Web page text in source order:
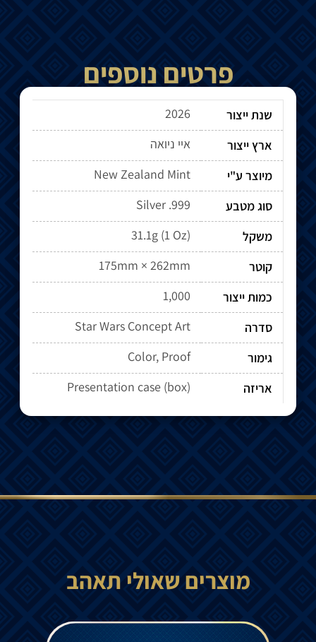
פרטים נוספים
שנת ייצור
2026
ארץ ייצור
איי ניואה
מיוצר ע"י
New Zealand Mint
סוג מטבע
Silver .999
משקל
31.1g (1 Oz)
קוטר
175mm × 262mm
כמות ייצור
1,000
סדרה
Star Wars Concept Art
גימור
Color, Proof
אריזה
Presentation case (box)
מוצרים שאולי תאהב